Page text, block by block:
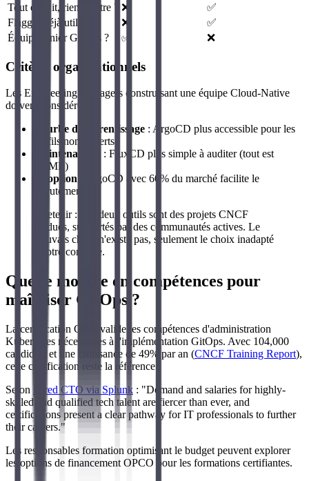
Tout en Git, rien d'autre ? ❌
✅
Flagger déjà utilisé ?
❌
✅
Équipe junior GitOps ?
✅ ❌
Critères organisationnels
Les Engineering Managers construisant une équipe Cloud-Native
doivent considérer :
Courbe d'apprentissage : ArgoCD plus accessible pour les
profils non-experts
Maintenabilité
: FluxCD plus simple à auditer (tout est
YAML)
Adoption : ArgoCD avec 60% du marché facilite le
recrutement
À retenir : Les deux outils sont des projets CNCF
gradués, supportés par des communautés actives. Le
mauvais choix n'existe pas, seulement le choix inadapté
à votre contexte.
Quelle montée en compétences pour
maîtriser GitOps ?
La certification CKA valide les compétences d'administration
Kubernetes nécessaires à l'implémentation GitOps. Avec 104,000
candidats et une croissance de 49% par an (CNCF Training Report),
cette certification reste la référence.
Selon
Hired CTO via Splunk : "Demand and salaries for highly-
skilled and qualified tech talent are fiercer than ever, and
certifications present a clear pathway for IT professionals to further
their careers."
Les responsables formation optimisant le budget peuvent explorer
les options de financement OPCO pour les formations certifiantes.